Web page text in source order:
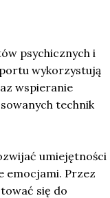
psychicznych i
wykorzystują
wspieranie
technik
umiejętności
emocjami. Przez
się do